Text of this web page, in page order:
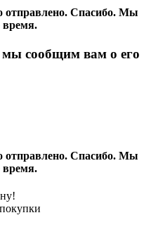
Спасибо. Mы
время.
сообщим вам о его
Спасибо. Mы
время.